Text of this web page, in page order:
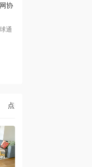
协
通
点赞